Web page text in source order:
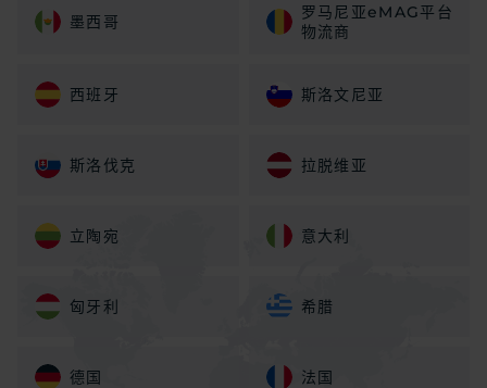
墨西哥
罗马尼亚eMAG平台
物流商
西班牙 斯洛文尼亚
斯洛伐克 拉脱维亚
立陶宛 意大利
匈牙利 希腊
德国 法国